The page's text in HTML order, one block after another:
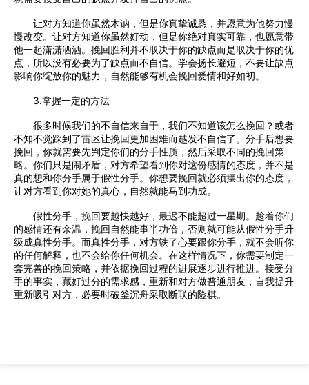
让对方知道你虽然木讷，但是你真挚诚恳，并愿意为他努力慢
慢改变。让对方知道你虽然好动，但是你绝对真实可靠，也愿意带
他一起潇潇洒洒。挽回胜利并不取决于你的缺点而是取决于你的优
点，所以没有必要为了缺点而不自信。学会扬长避短，不要让缺点
影响你绽放你的魅力，自然能够有机会挽回爱情和好如初。
3.掌握一定的方法
很多时候我们的不自信来自于，我们不知道该怎么挽回？或者
不知不觉踩到了雷区让挽回更加困难而越发不自信了。分手后想要
挽回，你就需要先判定你们的分手性质，然后采取不同的挽回策
略。你们只是闹矛盾，对方希望看到你对这份感情的态度，并不是
真的想和你分手属于假性分手。你想要挽回就必须摆出你的态度，
让对方看到你对她的真心，自然就能马到功成。
假性分手，挽回要越快越好，最迟不能超过一星期。趁着你们
的感情还有余温，挽回自然能事半功倍，否则就可能从假性分手升
级成真性分手。而真性分手，对方铁了心要跟你分手，就不会听你
的任何解释，也不会给你任何机会。在这样情况下，你需要制定一
套完善的挽回策略，并依据挽回过程的进展逐步进行推进。接受分
手的事实，藏好过分的需求感，重新和对方做普通朋友，自我提升
重新吸引对方，必要时破釜沉舟采取断联的险棋。